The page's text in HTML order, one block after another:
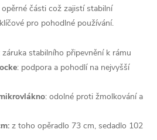
části což zajistí stabilní
pro pohodlné používání.
záruka stabilního připevnění k rámu
: podpora a pohodlí na nejvyšší
: odolné proti žmolkování a
z toho opěradlo 73 cm, sedadlo 102